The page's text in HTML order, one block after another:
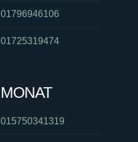
01796946106
01725319474
MONAT
015750341319